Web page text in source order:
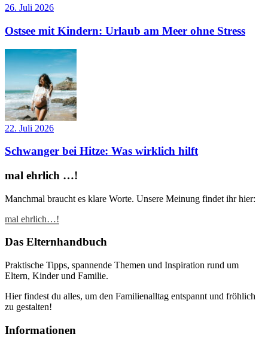
26. Juli 2026
Ostsee mit Kindern: Urlaub am Meer ohne Stress
22. Juli 2026
Schwanger bei Hitze: Was wirklich hilft
mal ehrlich …!
Manchmal braucht es klare Worte. Unsere Meinung findet ihr hier:
mal ehrlich…!
Das Elternhandbuch
Praktische Tipps, spannende Themen und Inspiration rund um
Eltern, Kinder und Familie.
Hier findest du alles, um den Familienalltag entspannt und fröhlich
zu gestalten!
Informationen